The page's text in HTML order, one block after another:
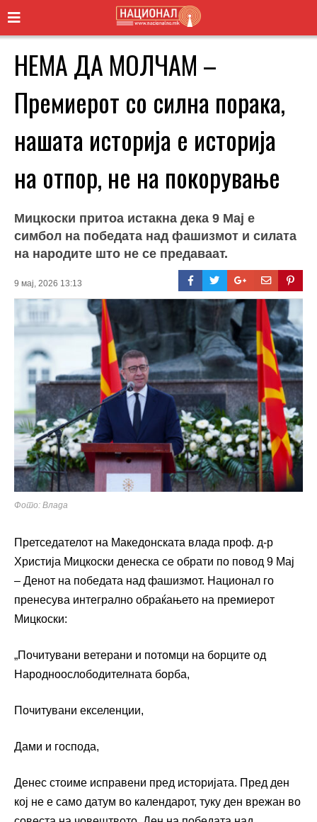
НЕМА ДА МОЛЧАМ –
Премиерот со силна порака,
нашата историја е историја
на отпор, не на покорување
Мицкоски притоа истакна дека 9 Мај е
симбол на победата над фашизмот и силата
на народите што не се предаваат.
9 мај, 2026 13:13
Фото: Влада
Претседателот на Македонската влада проф. д-р
Христија Мицкоски денеска се обрати по повод 9 Мај
– Денот на победата над фашизмот. Национал го
пренесува интегрално обраќањето на премиерот
Мицкоски:
„Почитувани ветерани и потомци на борците од
Народноослободителната борба,
Почитувани екселенции,
Дами и господа,
Денес стоиме исправени пред историјата. Пред ден
кој не е само датум во календарот, туку ден врежан во